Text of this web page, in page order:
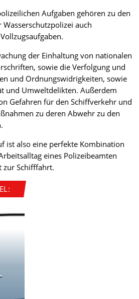
Aufgaben gehören zu den
auch
der Einhaltung von nationalen
sowie die Verfolgung und
und Ordnungswidrigkeiten, sowie
und Umweltdelikten. Außerdem
Gefahren für den Schiffverkehr und
zu deren Abwehr zu den
ist also eine perfekte Kombination
eines Polizeibeamten
zur Schifffahrt.